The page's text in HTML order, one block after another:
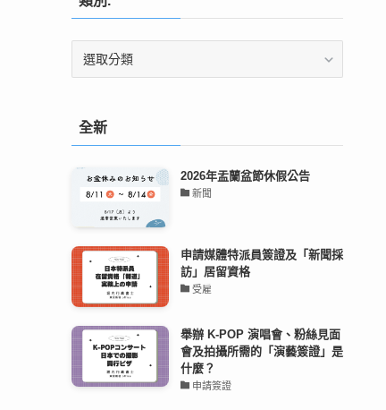
別.
全新
2026年盂蘭盆節休假公告
新聞
申請媒體特派員簽證及「新聞採
訪」居留資格
受雇
舉辦 K-POP 演唱會、粉絲見面
會及拍攝所需的「演藝簽證」是
什麼？
申請簽證